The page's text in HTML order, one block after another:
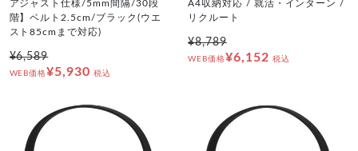
アジャスト仕様/5mm間隔/30段
階】ベルト2.5cm/ブラック(ウエ
スト85cmまで対応)
¥6,589
WEB価格¥5,930 税込
A4収納対応 / 就活・インターン /
リクルート
¥8,789
WEB価格¥6,152 税込